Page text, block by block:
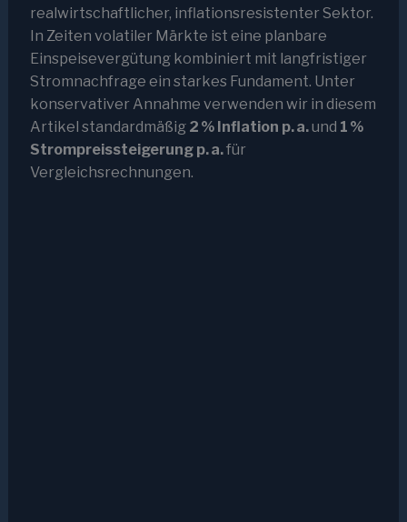
realwirtschaftlicher, inflationsresistenter Sektor.
In Zeiten volatiler Märkte ist eine planbare
Einspeisevergütung kombiniert mit langfristiger
Stromnachfrage ein starkes Fundament. Unter
konservativer Annahme verwenden wir in diesem
Artikel standardmäßig 2 % Inflation p. a.und 1 %
Strompreissteigerung p. a.für
Vergleichsrechnungen.